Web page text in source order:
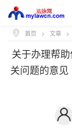
首页 > 文章 >
关于办理帮
关问题的意